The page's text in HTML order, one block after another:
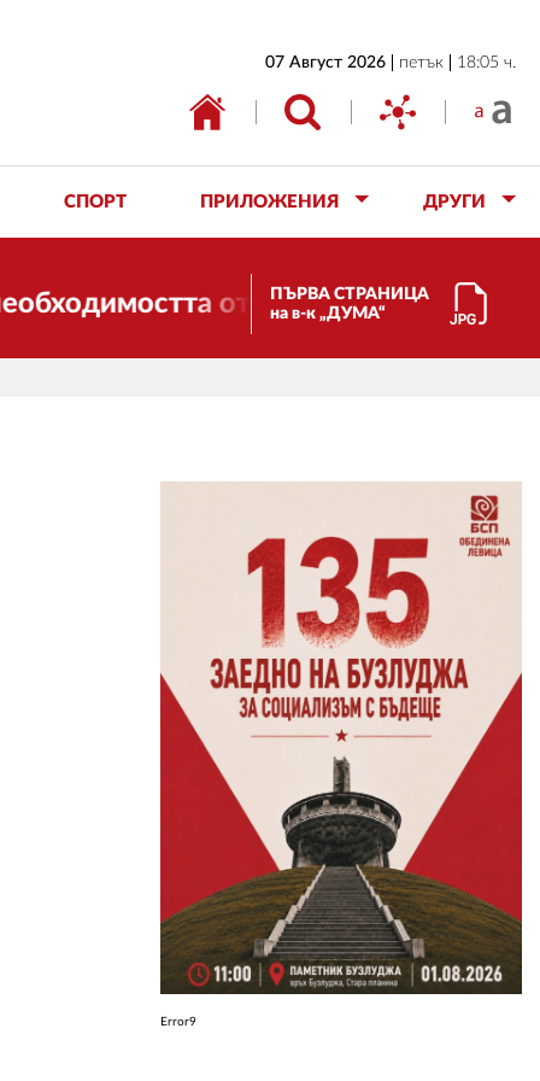
07 Август 2026 петък 18:05 ч.
СПОРТ ПРИЛОЖЕНИЯ ДРУГИ
от трансформации. И ДУМА
ПЪРВА СТРАНИЦА
на в-к „ДУМА“
Error9
ИКОНОМИКА
ОБЩЕСТВО
АВТОРИ
РЕДАКЦИЯ
РЕКЛАМА
АБОНАМЕНТ
УСЛОВИЯ ЗА ПОЛЗВАНЕ
ПОЛИТИКА ЗА БИСКВИТКИТЕ
ПОЛИТИКАТА ЗА